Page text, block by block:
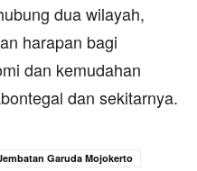
dua wilayah,
harapan bagi
dan kemudahan
dan sekitarnya.
Garuda Mojokerto